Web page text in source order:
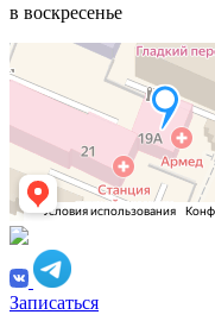
в воскресенье
Записаться